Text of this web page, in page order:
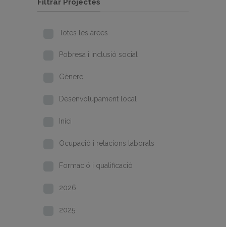
Filtrar Projectes
Totes les àrees
Pobresa i inclusió social
Gènere
Desenvolupament local
Inici
Ocupació i relacions laborals
Formació i qualificació
2026
2025